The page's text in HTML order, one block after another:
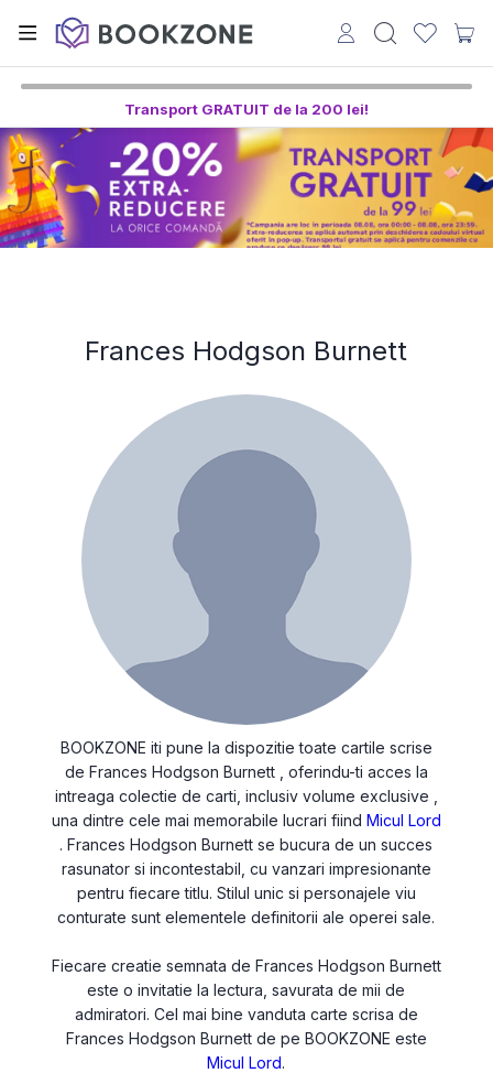
Transport GRATUIT de la 200 lei!
Frances Hodgson Burnett
BOOKZONE iti pune la dispozitie toate cartile scrise
de Frances Hodgson Burnett , oferindu-ti acces la
intreaga colectie de carti, inclusiv volume exclusive ,
una dintre cele mai memorabile lucrari fiind Micul Lord
. Frances Hodgson Burnett se bucura de un succes
rasunator si incontestabil, cu vanzari impresionante
pentru fiecare titlu. Stilul unic si personajele viu
conturate sunt elementele definitorii ale operei sale.
Fiecare creatie semnata de Frances Hodgson Burnett
este o invitatie la lectura, savurata de mii de
admiratori. Cel mai bine vanduta carte scrisa de
Frances Hodgson Burnett de pe BOOKZONE este
Micul Lord.